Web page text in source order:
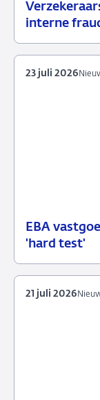
interne
24
Nieuwsbericht
EBA
'hard test'
23
Nieuwsbericht
23 juli 2026
21 juli 2026